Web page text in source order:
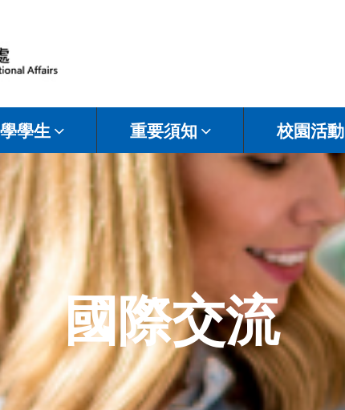
學生 重要須知 校園活動
國際交流